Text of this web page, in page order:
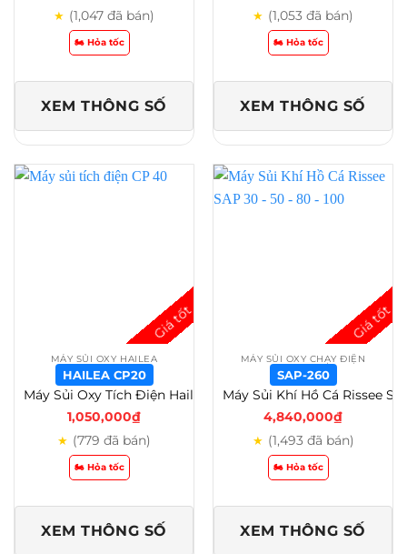
★ (1,047 đã bán)
🏍️ Hỏa tốc
XEM THÔNG SỐ
★ (1,053 đã bán)
🏍️ Hỏa tốc
XEM THÔNG SỐ
MÁY SỦI OXY HAILEA
HAILEA CP20
1,050,000₫
★ (779 đã bán)
🏍️ Hỏa tốc
XEM THÔNG SỐ
MÁY SỦI OXY CHẠY ĐIỆN
SAP-260
4,840,000₫
★ (1,493 đã bán)
🏍️ Hỏa tốc
XEM THÔNG SỐ